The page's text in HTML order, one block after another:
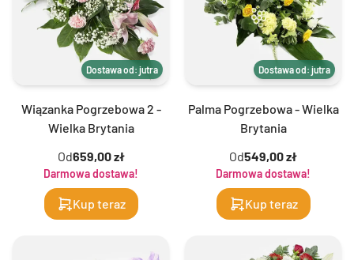
Dostawa od: jutra
Wiązanka Pogrzebowa 2 -
Wielka Brytania
Od659,00 zł
Darmowa dostawa!
Kup teraz
Dostawa od: jutra
Palma Pogrzebowa - Wielka
Brytania
Od549,00 zł
Darmowa dostawa!
Kup teraz